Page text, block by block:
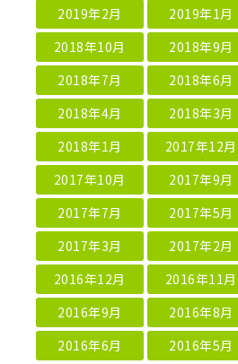
2019年2月
2019年1月
2018年10月
2018年9月
2018年7月
2018年6月
2018年4月
2018年3月
2018年1月
2017年12月
2017年10月
2017年9月
2017年7月
2017年5月
2017年3月
2017年2月
2016年12月
2016年11月
2016年9月
2016年8月
2016年6月
2016年5月